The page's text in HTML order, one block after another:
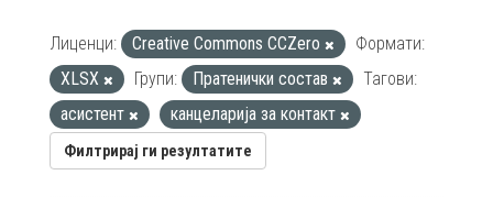
Лиценци: Creative Commons CCZero
Формати:
XLSX
Групи: Пратенички состав
Тагови:
асистент
канцеларија за контакт
Филтрирај ги резултатите